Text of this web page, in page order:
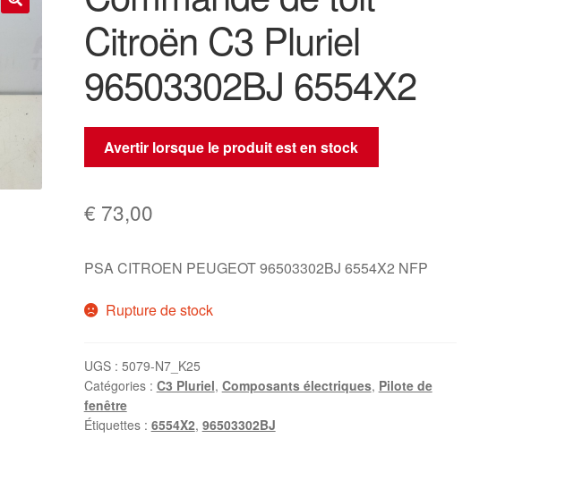
Citroën C3 Pluriel
96503302BJ 6554X2
Avertir lorsque le produit est en stock
€ 73,00
PSA CITROEN PEUGEOT 96503302BJ 6554X2 NFP
Rupture de stock
UGS : 5079-N7_K25
Catégories : C3 Pluriel, Composants électriques, Pilote de
fenêtre
Étiquettes : 6554X2, 96503302BJ